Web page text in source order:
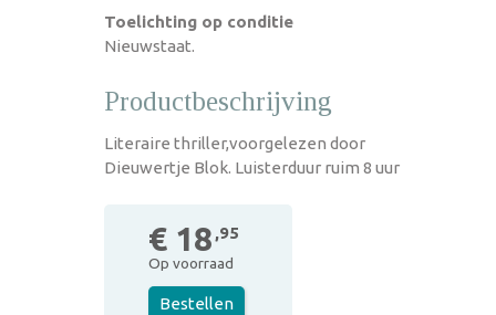
Toelichting op conditie
Nieuwstaat.
Productbeschrijving
Literaire thriller,voorgelezen door
Dieuwertje Blok. Luisterduur ruim 8 uur
€ 18 ,95
Op voorraad
Bestellen